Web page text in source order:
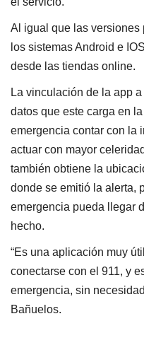
Al igual que las versiones
los sistemas Android e
desde las tiendas online.
La vinculación de la app
datos que este carga en
emergencia contar con la
actuar con mayor
también obtiene la
donde se emitió la alerta,
emergencia pueda llegar
hecho.
“Es una aplicación muy
conectarse con el 911, y
emergencia, sin
Bañuelos.